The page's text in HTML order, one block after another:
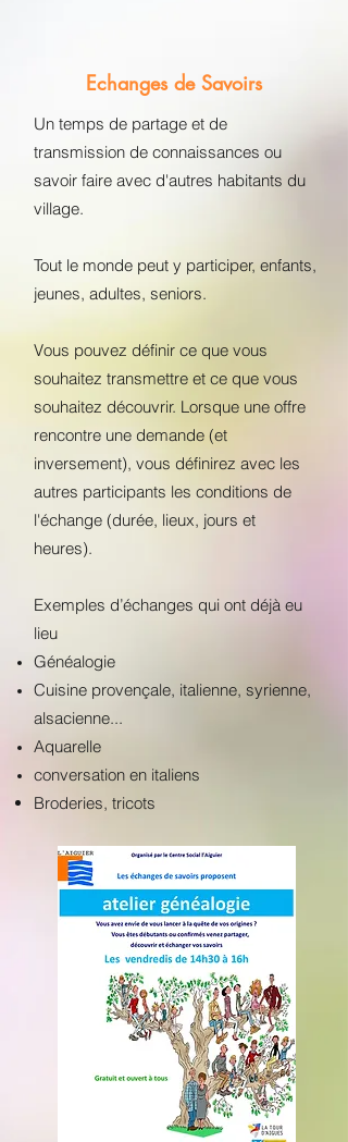
Echanges de Savoirs
Un temps de partage et de
transmission de connaissances ou
savoir faire avec d'autres habitants du
village.
Tout le monde peut y participer, enfants,
jeunes, adultes, seniors.
Vous pouvez définir ce que vous
souhaitez transmettre et ce que vous
souhaitez découvrir. Lorsque une offre
rencontre une demande (et
inversement), vous définirez avec les
autres participants les conditions de
l'échange (durée, lieux, jours et
heures).
Exemples d’échanges qui ont déjà eu
lieu
Généalogie
Cuisine provençale, italienne, syrienne,
alsacienne...
Aquarelle
conversation en italiens
Broderies, tricots